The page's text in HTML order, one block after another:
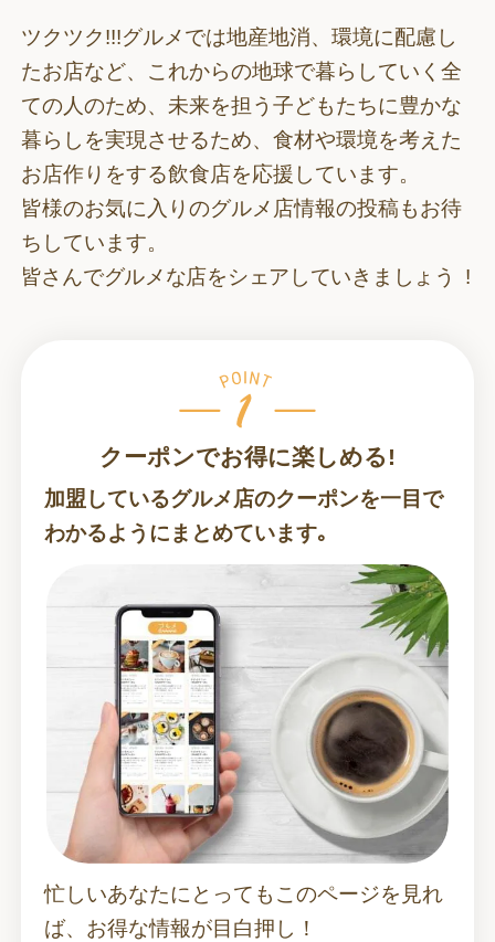
ツクツク!!!グルメでは地産地消、環境に配慮し
たお店など、これからの地球で暮らしていく全
ての人のため、 未来を担う子どもたちに豊かな
暮らしを実現させるため、食材や環境を考えた
お店作りをする飲食店を応援しています。
皆様のお気に入りのグルメ店情報の投稿もお待
ちしています。
皆さんでグルメな店をシェアしていきましょう !
クーポンでお得に楽しめる!
加盟しているグルメ店のクーポンを一目で
わかるようにまとめています｡
忙しいあなたにとってもこのページを見れ
ば、お得な情報が目白押し！